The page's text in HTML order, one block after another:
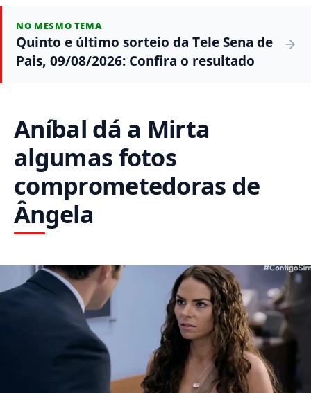
NO MESMO TEMA
Quinto e último sorteio da Tele Sena de
Pais, 09/08/2026: Confira o resultado
Aníbal dá a Mirta
algumas fotos
comprometedoras de
Ângela